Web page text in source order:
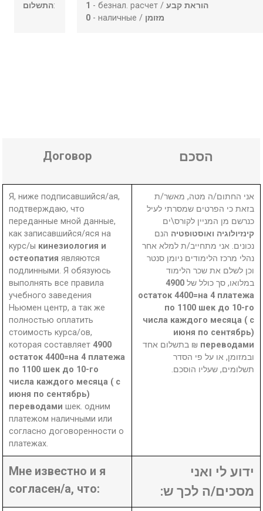
התשלום:
1 - безнал. расчет /הוראת קבע
0 - наличные / מזומן
Договор הסכם
Я, ниже подписавшийся/ая,
подтверждаю, что
переданные мной данные,
как записавшийся/яся на
курс/ы кинезиология и
остеопатияявляются
подлинными. Я обязуюсь
выполнять все правила
учебного заведения
Ньюмен центр, а так же
полностью оплатить
стоимость курса/ов,
которая составляет4900
остаток 4400=на 4 платежа
по 1100 шек до 10-го
числа каждого месяца ( с
июня по сентябрь)
переводамишек. одним
платежом наличными или
согласно договоренности о
платежах.
אני החתום/ה מטה, מאשר/ת
בזאת כי הפרטים שמסרתי לעיל
כנרשם מן המניין לקורס\ים
קינזיולוגיה ואוסטופטיה הנם
נכונים. אני מתחייב/ת למלא אחר
נהלי מרכז הלימודים ניומן סנטר
וכן לשלם את שכר הלימוד
במלואו, סך כולל של 4900
остаток 4400=на 4 платежа
по 1100 шек до 10-го
числа каждого месяца ( с
июня по сентябрь)
переводами ₪ בתשלום אחד
ובמזומן, או על פי הסדר
תשלומים, שעליו הוסכם.
Мне известно и я
согласен/а, что:
ידוע לי ואני
מסכים/ה לכך ש: